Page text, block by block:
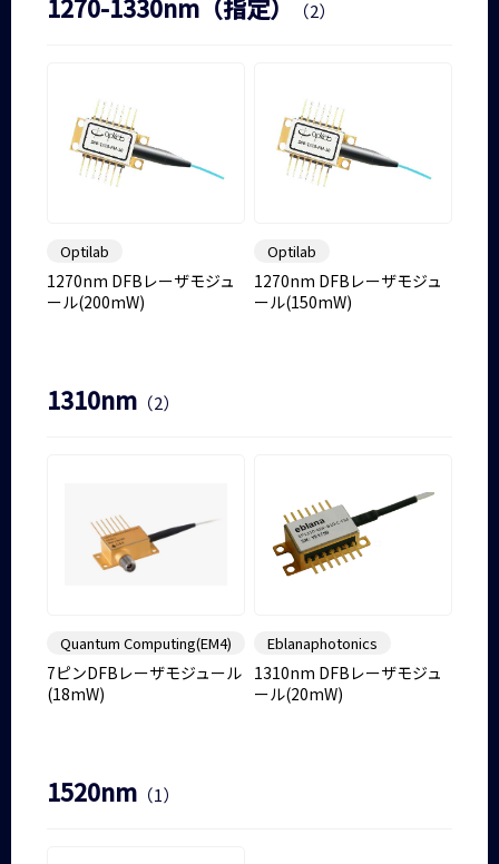
1270-1330nm（指定） （2）
Optilab
1270nm DFBレーザモジュ
ール(200mW)
Optilab
1270nm DFBレーザモジュ
ール(150mW)
1310nm （2）
Quantum Computing(EM4)
7ピンDFBレーザモジュール
(18mW)
Eblanaphotonics
1310nm DFBレーザモジュ
ール(20mW)
1520nm （1）